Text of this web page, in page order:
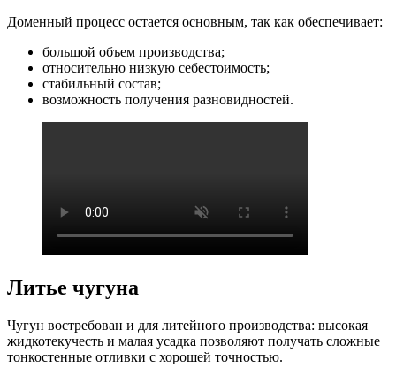
Доменный процесс остается основным, так как обеспечивает:
большой объем производства;
относительно низкую себестоимость;
стабильный состав;
возможность получения разновидностей.
Литье чугуна
Чугун востребован и для литейного производства: высокая
жидкотекучесть и малая усадка позволяют получать сложные
тонкостенные отливки с хорошей точностью.